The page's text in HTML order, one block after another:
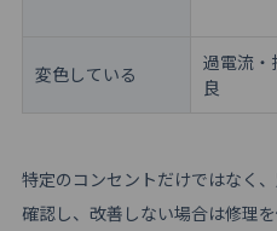
変色している
過電流・
良
特定のコンセントだけではなく
確認し、改善しない場合は修理を